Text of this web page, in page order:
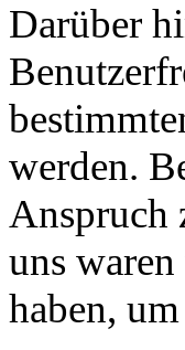
Darüber
werden.
Anspruch
uns
haben,